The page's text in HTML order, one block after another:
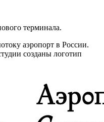
терминала.
аэропорт в России.
созданы логотип